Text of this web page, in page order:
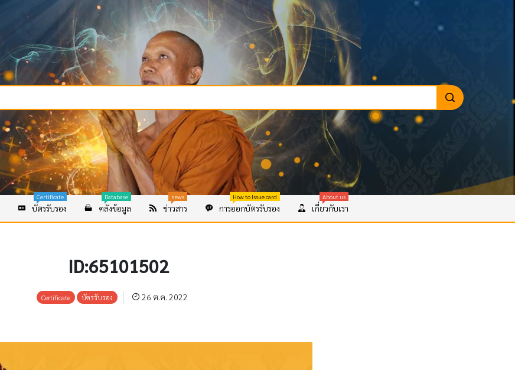
บัตรรับรอง
Certificate
คลังข้อมูล
Database
ข่าวสาร
news
การออกบัตรรับรอง
How to Issue card
เกี่ยวกับเรา
About us
ID:65101502
Certificate บัตรรับรอง 26 ต.ค. 2022